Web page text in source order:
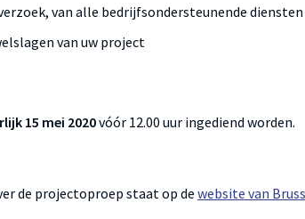
van alle bedrijfsondersteunende diensten
van uw project
15 mei 2020vóór 12.00 uur ingediend worden.
de projectoproep staat op de website van